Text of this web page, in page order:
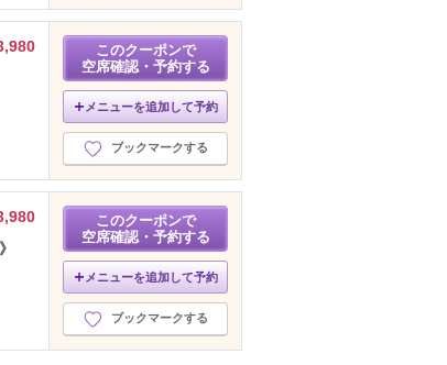
このクーポンで
空席確認・予約する
メニューを追加して予約
ブックマークする
このクーポンで
空席確認・予約する
メニューを追加して予約
ブックマークする